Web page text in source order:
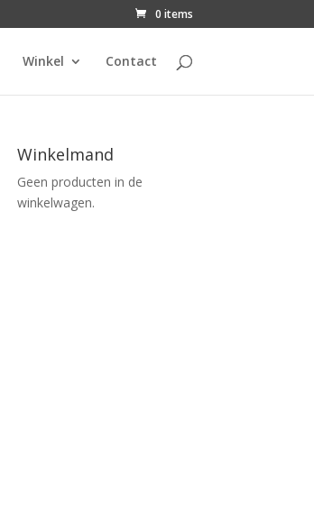
0 items
Winkel Contact
Winkelmand
Geen producten in de
winkelwagen.